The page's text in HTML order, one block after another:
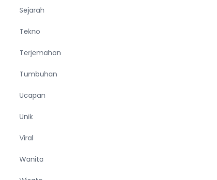
Sejarah
Tekno
Terjemahan
Tumbuhan
Ucapan
Unik
Viral
Wanita